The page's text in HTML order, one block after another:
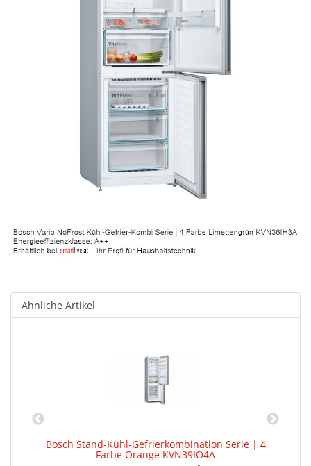
Ähnliche Artikel
Bosch Stand-Kühl-Gefrierkombination Serie | 4
Farbe Orange KVN39IO4A